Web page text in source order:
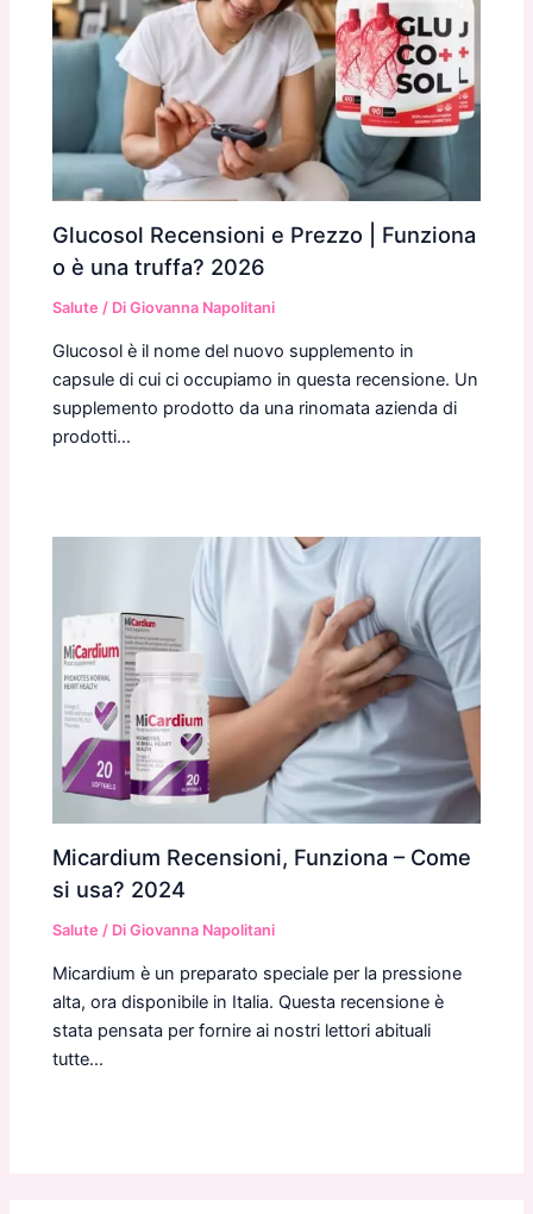
Glucosol Recensioni e Prezzo | Funziona
o è una truffa? 2026
Salute / DiGiovanna Napolitani
Glucosol è il nome del nuovo supplemento in
capsule di cui ci occupiamo in questa recensione. Un
supplemento prodotto da una rinomata azienda di
prodotti…
Micardium Recensioni, Funziona – Come
si usa? 2024
Salute / DiGiovanna Napolitani
Micardium è un preparato speciale per la pressione
alta, ora disponibile in Italia. Questa recensione è
stata pensata per fornire ai nostri lettori abituali
tutte…